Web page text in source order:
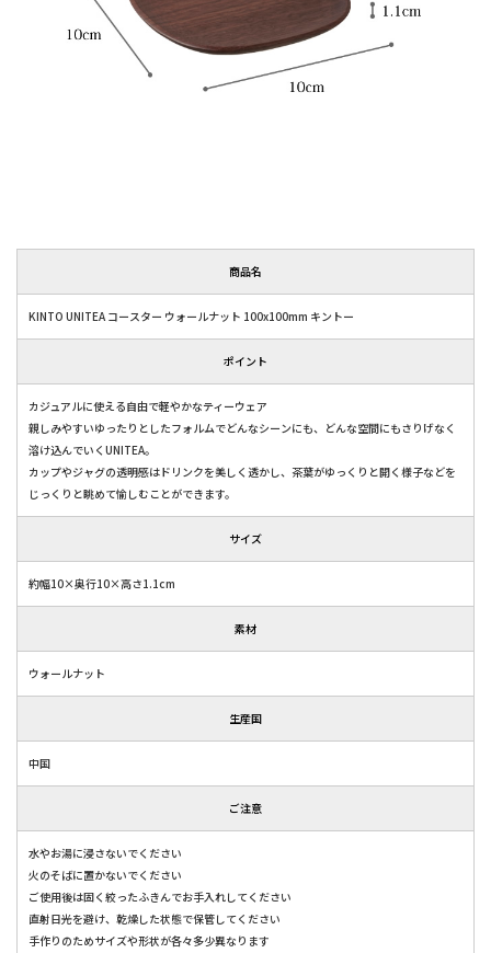
商品名
KINTO UNITEA コースター ウォールナット 100x100mm キントー
ポイント
カジュアルに使える自由で軽やかなティーウェア
親しみやすいゆったりとしたフォルムでどんなシーンにも、どんな空間にもさりげなく
溶け込んでいくUNITEA。
カップやジャグの透明感はドリンクを美しく透かし、茶葉がゆっくりと開く様子などを
じっくりと眺めて愉しむことができます。
サイズ
約幅10×奥行10×高さ1.1cm
素材
ウォールナット
生産国
中国
ご注意
水やお湯に浸さないでください
火のそばに置かないでください
ご使用後は固く絞ったふきんでお手入れしてください
直射日光を避け、乾燥した状態で保管してください
手作りのためサイズや形状が各々多少異なります